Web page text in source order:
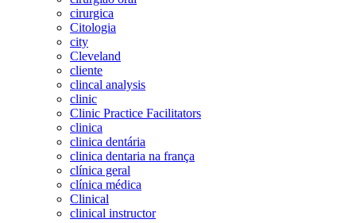
cirurgica
Citologia
city
Cleveland
cliente
clincal analysis
clinic
Clinic Practice Facilitators
clinica
clinica dentária
clinica dentaria na frança
clínica geral
clínica médica
Clinical
clinical instructor